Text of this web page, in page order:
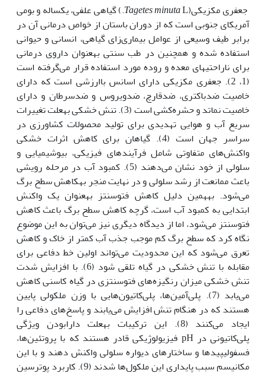
جعفری مکزیکی( Tagetes minutaL.) گیاهی علفی، یک‏ساله و بومی
آمریکای جنوبی است که از دوران باستان از خواص درمانی آن در
برابر طیف وسیعی از عوامل بیماری‌زای گیاهی، انسانی و حیوانی
استفاده شده و هم‏چنین در طب سنتی به­عنوان داروی درمانی
برای ناراحتی­های معده و روده مورد استفاده قرار می‌گرفته است
(1، 2). جعفری مکزیکی دارای اسانس باارزشی است که دارای
خاصیت ضدباکتری، ضدقارچ، ضدویروس و ضدسرطان و دارای
خاصیت نماتد و حشره‌کشی است (3). تنش خشکی به­علت تغییرات
سریع آب و هوایی تهدیدی برای تولید محصولات کشاورزی در
سراسر جهان است (4). گیاهان برای کاهش اثرات خشکی
واکنش‌های متفاوتی شامل فرآیندهای فیزیکی، بیوشیمیایی و
سلولی از خود نشان می‌دهند (5). کمبود آب در مرحله رویشی
باعث ممانعت از رشد سلولی و در نهایت منجر به‏کاهش سطح برگ
می‌شود. به‏همین دلیل کاهش فتوسنتز به­عنوان یک واکنش
ابتدایی به کمبود آب است، گرچه کاهش سطح برگ باعث کاهش
فتوسنتز می‌شود، اما از دیدگاه دیگری نیز می‌توان به این موضوع
نگاه کرد که سطح برگ کم موجب جذب آب کمتر از خاک و کاهش
تعرق می‌شود که این محدودیت می‌تواند اولین خط دفاعی برای
مقابله با تنش خشکی در گیاه تلقی شود (6). با افزایش شدت
تنش خشکی میزان رنگیزه‌های فتوسنتزی در گیاه کاسنی کاهش
می‌یابد (7). پلی‌آمین‌ها، پلی‌کاتیون‌هایی با وزن ملکولی پایین
هستند که در هنگام تنش افزایش می‌یابند و پاسخ‌های دفاعی را
ایجاد می‌کنند (8). این ترکیبات به­علت دارا‌بودن ویژگی
پلی‌کاتیونی در pH فیزیولوژیکی قادر هستند که با پروتئین‌ها،
فسفولیپیدها و ساختارهای دیواره سلولی واکنش دهند و با این
مکانیسم سبب پایداری این ملکول‌ها شدند (9). کاربرد پوترسین